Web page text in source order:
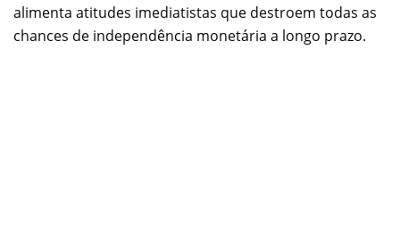
alimenta atitudes imediatistas que destroem todas as
chances de independência monetária a longo prazo.